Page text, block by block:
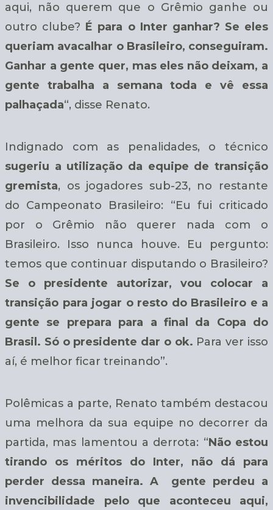
aqui, não querem que o Grêmio ganhe ou
outro clube? É para o Inter ganhar? Se eles
queriam avacalhar o Brasileiro, conseguiram.
Ganhar a gente quer, mas eles não deixam, a
gente trabalha a semana toda e vê essa
palhaçada“, disse Renato.
Indignado com as penalidades, o técnico
sugeriu a utilização da equipe de transição
gremista, os jogadores sub-23, no restante
do Campeonato Brasileiro: “Eu fui criticado
por o Grêmio não querer nada com o
Brasileiro. Isso nunca houve. Eu pergunto:
temos que continuar disputando o Brasileiro?
Se o presidente autorizar, vou colocar a
transição para jogar o resto do Brasileiro e a
gente se prepara para a final da Copa do
Brasil. Só o presidente dar o ok. Para ver isso
aí, é melhor ficar treinando”.
Polêmicas a parte, Renato também destacou
uma melhora da sua equipe no decorrer da
partida, mas lamentou a derrota: “Não estou
tirando os méritos do Inter, não dá para
perder dessa maneira. A gente perdeu a
invencibilidade pelo que aconteceu aqui,